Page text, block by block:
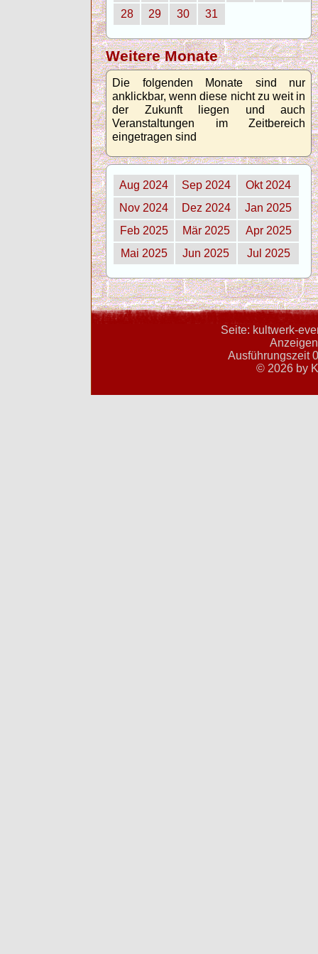
28
29 30 31
Weitere Monate
Die folgenden Monate sind nur
anklickbar, wenn diese nicht zu weit in
der Zukunft liegen und auch
Veranstaltungen im Zeitbereich
eingetragen sind
Aug 2024 Sep 2024
Okt 2024
Nov 2024
Dez 2024
Jan 2025
Feb 2025
Mär 2025
Apr 2025
Mai 2025
Jun 2025 Jul 2025
Seite: kultwerk-
Ausführungszeit
© 2026 by